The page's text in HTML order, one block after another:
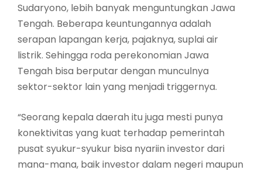
Sudaryono, lebih banyak menguntungkan Jawa
Tengah. Beberapa keuntungannya adalah
serapan lapangan kerja, pajaknya, suplai air
listrik. Sehingga roda perekonomian Jawa
Tengah bisa berputar dengan munculnya
sektor-sektor lain yang menjadi triggernya.
“Seorang kepala daerah itu juga mesti punya
konektivitas yang kuat terhadap pemerintah
pusat syukur-syukur bisa nyariin investor dari
mana-mana, baik investor dalam negeri maupun